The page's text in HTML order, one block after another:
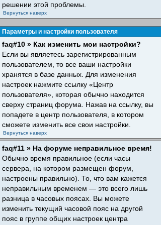
решении этой проблемы.
Вернуться наверх
Параметры и настройки пользователя
faq#10 » Как изменить мои настройки?
Если вы являетесь зарегистрированным
пользователем, то все ваши настройки
хранятся в базе данных. Для изменения
настроек нажмите ссылку «Центр
пользователя», которая обычно находится
сверху страниц форума. Нажав на ссылку, вы
попадете в центр пользователя, в котором
сможете изменить все свои настройки.
Вернуться наверх
faq#11 » На форуме неправильное время!
Обычно время правильное (если часы
сервера, на котором размещен форум,
настроены правильно). То, что вам кажется
неправильным временем — это всего лишь
разница в часовых поясах. Вы можете
изменить текущий часовой пояс на другой
пояс в группе общих настроек центра